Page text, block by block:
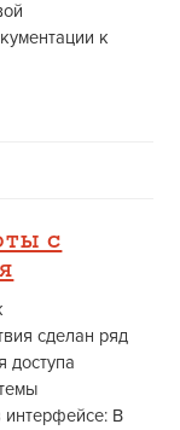
к
с
сделан ряд
доступа
интерфейсе: В